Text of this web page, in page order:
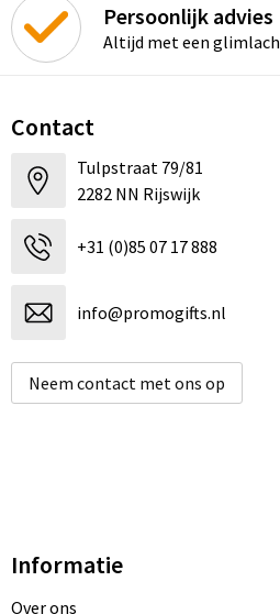
Persoonlijk advies
Altijd met een glimlach
Contact
Tulpstraat 79/81
2282 NN Rijswijk
+31 (0)85 07 17 888
info@promogifts.nl
Neem contact met ons op
Informatie
Over ons